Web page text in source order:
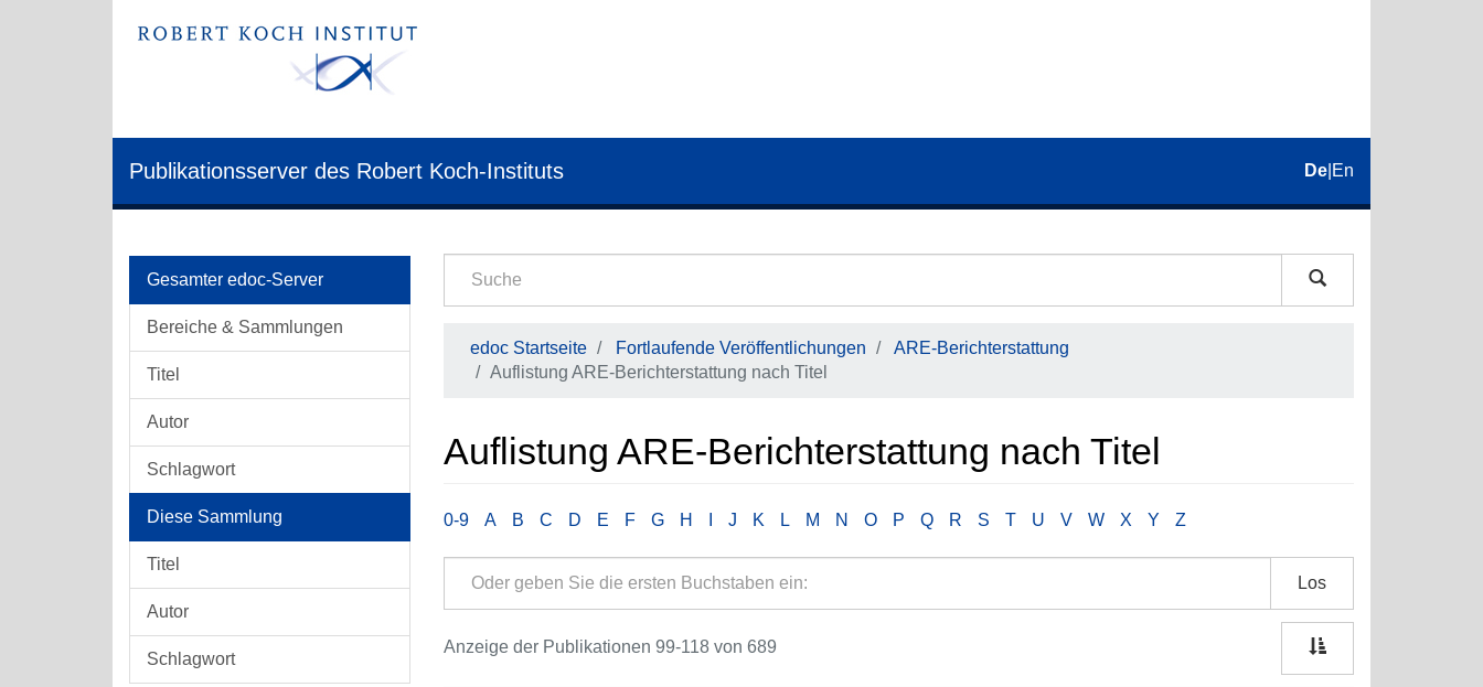
Publikationsserver des Robert Koch-Instituts De En
Gesamter edoc-Server
Bereiche & Sammlungen
Titel
Autor
Schlagwort
Diese Sammlung
Titel
Autor
Schlagwort
edoc Startseite Fortlaufende Veröffentlichungen
ARE-Berichterstattung
Auflistung ARE-Berichterstattung nach Titel
Auflistung ARE-Berichterstattung nach Titel
0-9 A B C D E F G H J K L M N O P Q R S T U V W X Y Z
Los
Anzeige der Publikationen 99-118 von 689